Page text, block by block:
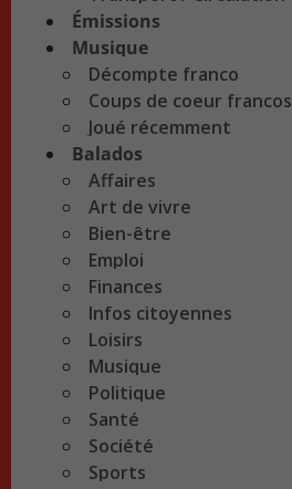
Émissions
Musique
Décompte franco
Coups de coeur francos
Joué récemment
Balados
Affaires
Art de vivre
Bien-être
Emploi
Finances
Infos citoyennes
Loisirs
Musique
Politique
Santé
Société
Sports